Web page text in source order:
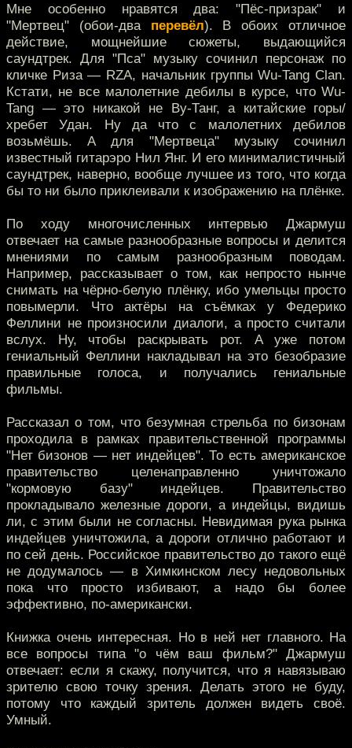
Мне особенно нравятся два: "Пёс-призрак" и
"Мертвец" (обои-два перевёл). В обоих отличное
действие, мощнейшие сюжеты, выдающийся
саундтрек. Для "Пса" музыку сочинил персонаж по
кличке Риза — RZA, начальник группы Wu-Tang Clan.
Кстати, не все малолетние дебилы в курсе, что Wu-
Tang — это никакой не Ву-Танг, а китайские горы/
хребет Удан. Ну да что с малолетних дебилов
возьмёшь. А для "Мертвеца" музыку сочинил
известный гитарэро Нил Янг. И его минималистичный
саундтрек, наверно, вообще лучшее из того, что когда
бы то ни было приклеивали к изображению на плёнке.
По ходу многочисленных интервью Джармуш
отвечает на самые разнообразные вопросы и делится
мнениями по самым разнообразным поводам.
Например, рассказывает о том, как непросто нынче
снимать на чёрно-белую плёнку, ибо умельцы просто
повымерли. Что актёры на съёмках у Федерико
Феллини не произносили диалоги, а просто считали
вслух. Ну, чтобы раскрывать рот. А уже потом
гениальный Феллини накладывал на это безобразие
правильные голоса, и получались гениальные
фильмы.
Рассказал о том, что безумная стрельба по бизонам
проходила в рамках правительственной программы
"Нет бизонов — нет индейцев". То есть американское
правительство целенаправленно уничтожало
"кормовую базу" индейцев. Правительство
прокладывало железные дороги, а индейцы, видишь
ли, с этим были не согласны. Невидимая рука рынка
индейцев уничтожила, а дороги отлично работают и
по сей день. Российское правительство до такого ещё
не додумалось — в Химкинском лесу недовольных
пока что просто избивают, а надо бы более
эффективно, по-американски.
Книжка очень интересная. Но в ней нет главного. На
все вопросы типа "о чём ваш фильм?" Джармуш
отвечает: если я скажу, получится, что я навязываю
зрителю свою точку зрения. Делать этого не буду,
потому что каждый зритель должен видеть своё.
Умный.